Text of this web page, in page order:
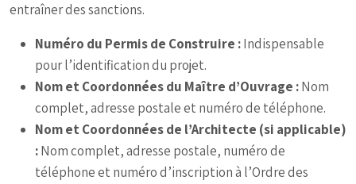
entraîner des sanctions.
Numéro du Permis de Construire :Indispensable
pour l’identification du projet.
Nom et Coordonnées du Maître d’Ouvrage :Nom
complet, adresse postale et numéro de téléphone.
Nom et Coordonnées de l’Architecte (si applicable)
:Nom complet, adresse postale, numéro de
téléphone et numéro d’inscription à l’Ordre des